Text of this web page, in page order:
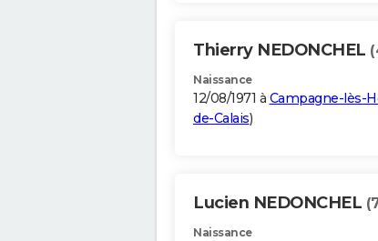
Thierry NEDONCHEL
Naissance
12/08/1971 à Campagne-lès-
de-Calais)
Lucien NEDONCHEL
Naissance